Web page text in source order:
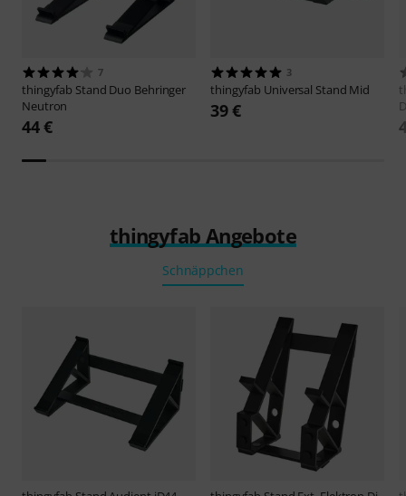
7
thingyfab Stand Duo Behringer
Neutron
44 €
3
thingyfab Universal Stand Mid
39 €
thingyfab Angebote
Schnäppchen